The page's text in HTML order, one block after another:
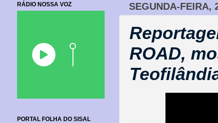
SEGUNDA-FEIRA,
ROAD,
RÁDIO NOSSA VOZ
PORTAL FOLHA DO SISAL